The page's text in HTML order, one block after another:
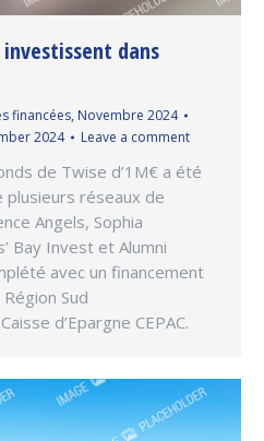
investissent dans
financées, Novembre 2024
2024 Leave a comment
de Twise d’1M€ a été
plusieurs réseaux de
Angels, Sophia
Bay Invest et Alumni
avec un financement
Sud
d’Epargne CEPAC.